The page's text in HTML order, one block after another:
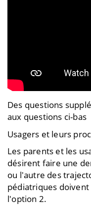
Des questions
aux questions ci-bas
Usagers et leurs
Les parents et les
désirent faire une
ou l'autre des
pédiatriques
l'option 2.